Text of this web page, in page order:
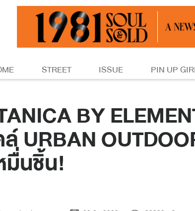
STREET ISSUE PIN UP
BY
URBAN
มื่นชิ้น!